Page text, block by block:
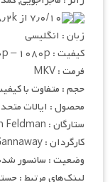
۷٫۰/۱۰ از ۸٫۲k رای
زبان : انگلیسی
کیفیت : ۴۸۰p – ۷۲۰p – ۱۰۸۰p
فرمت : MKV
حجم : متفاوت با
محصول : ایالات
ستارگان : Billy Crystal, John Goodman, Ben Feldman
کارگردان : Bobs Gannaway
وضعیت : سانسور
لینک‌های مرتبط :